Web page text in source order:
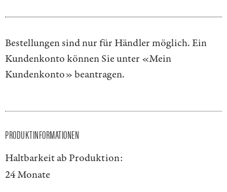
Bestellungen sind nur für Händler möglich. Ein
Kundenkonto können Sie unter «Mein
Kundenkonto»beantragen.
PRODUKTINFORMATIONEN
Haltbarkeit ab Produktion:
24 Monate